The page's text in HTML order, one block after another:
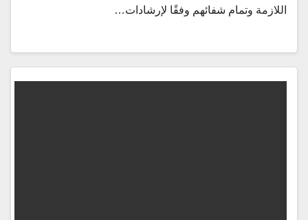
اللازمة وتمام شفائهم وفقًا لإرشادات…